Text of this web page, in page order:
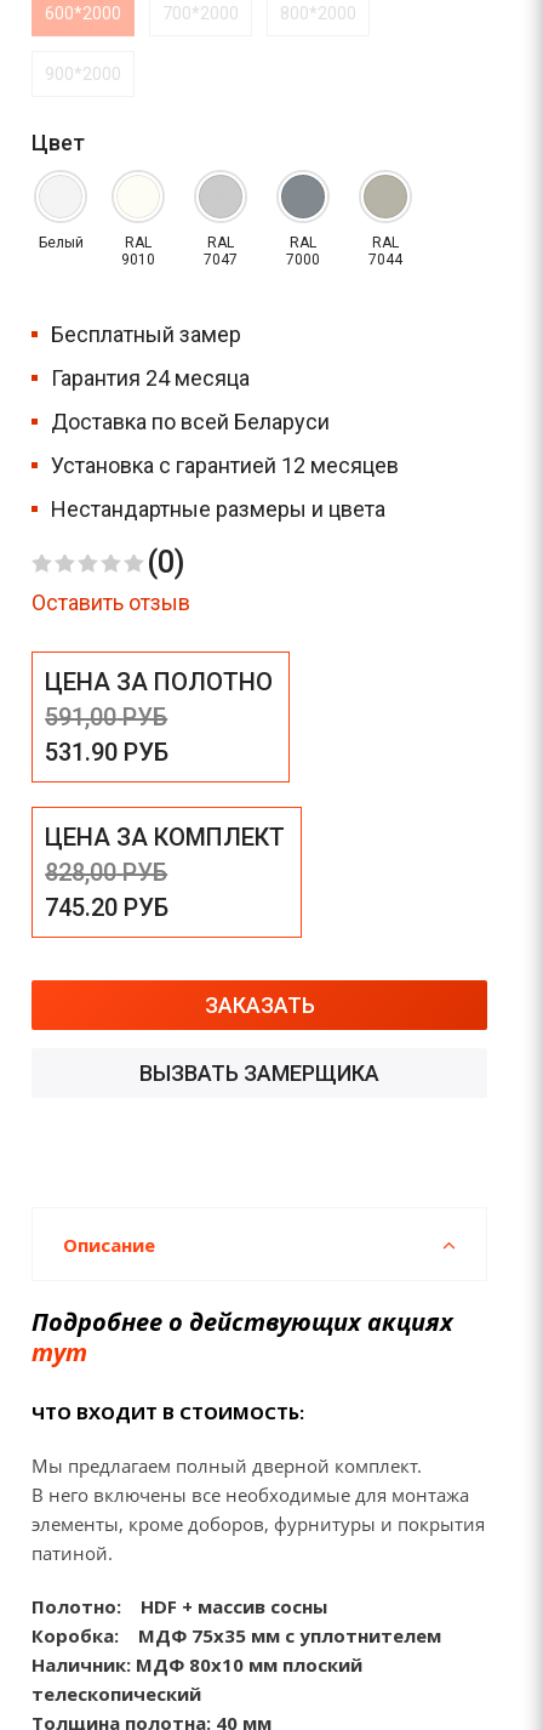
(0)
Оставить отзыв
ЦЕНА ЗА ПОЛОТНО
591,00 РУБ
531.90 РУБ
ЦЕНА ЗА КОМПЛЕКТ
828,00 РУБ
745.20 РУБ
ЗАКАЗАТЬ
ВЫЗВАТЬ ЗАМЕРЩИКА
600*2000 700*2000 800*2000
900*2000
Цвет
Белый
RAL
9010
RAL
7047
RAL
7000
RAL
7044
Бесплатный замер
Гарантия 24 месяца
Доставка по всей Беларуси
Установка с гарантией 12 месяцев
Нестандартные размеры и цвета
Описание
Подробнее о действующих акциях
тут
ЧТО ВХОДИТ В СТОИМОСТЬ:
Мы предлагаем полный дверной комплект.
В него включены все необходимые для монтажа
элементы, кроме доборов, фурнитуры и покрытия
патиной.
Полотно: HDF + массив сосны
Коробка:
МДФ 75х35 мм с уплотнителем
Наличник: МДФ 80х10 мм плоский
телескопический
Толщина полотна: 40 мм